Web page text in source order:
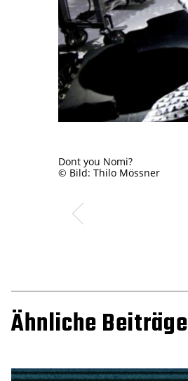
Dont you Nomi?
© Bild: Thilo Mössner
Ähnliche Beiträge